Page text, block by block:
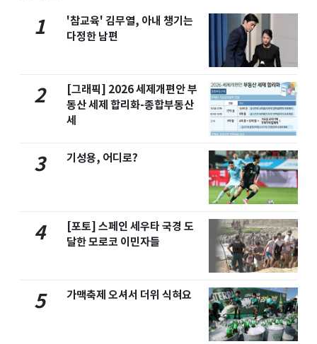
1
'참교육' 김무열, 아내 챙기는
다정한 남편
2
[그래픽] 2026 세제개편안 부
동산 세제 합리화-종합부동산
세
3 기성용, 어디로?
4
[포토] 스페인 세우타 국경 도
달한 모로코 이민자들
5 가맥축제 오셔서 더위 식혀요